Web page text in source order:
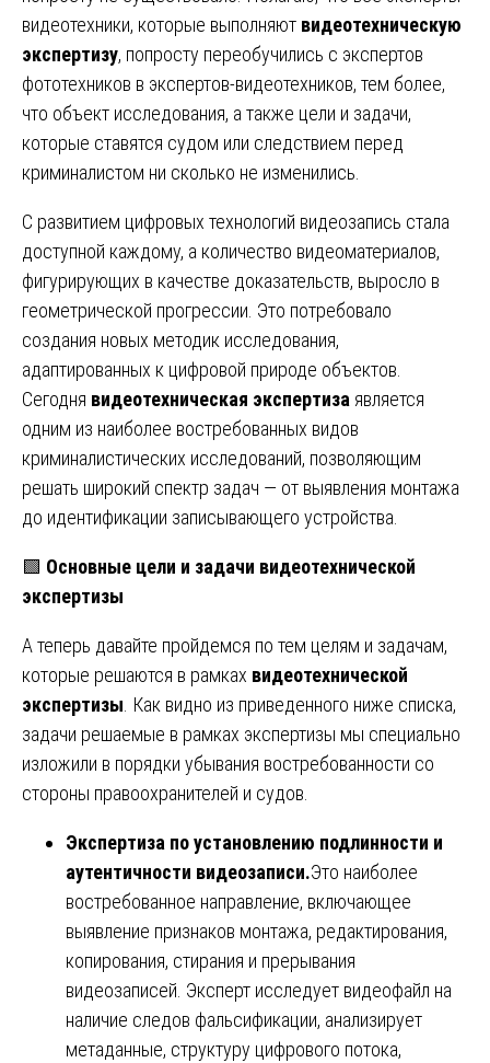
видеотехники, которые выполняют видеотехническую
экспертизу, попросту переобучились с экспертов
фототехников в экспертов-видеотехников, тем более,
что объект исследования, а также цели и задачи,
которые ставятся судом или следствием перед
криминалистом ни сколько не изменились.
С развитием цифровых технологий видеозапись стала
доступной каждому, а количество видеоматериалов,
фигурирующих в качестве доказательств, выросло в
геометрической прогрессии. Это потребовало
создания новых методик исследования,
адаптированных к цифровой природе объектов.
Сегодня видеотехническая экспертиза является
одним из наиболее востребованных видов
криминалистических исследований, позволяющим
решать широкий спектр задач — от выявления монтажа
до идентификации записывающего устройства.
🟩 Основные цели и задачи видеотехнической
экспертизы
А теперь давайте пройдемся по тем целям и задачам,
которые решаются в рамках видеотехнической
экспертизы . Как видно из приведенного ниже списка,
задачи решаемые в рамках экспертизы мы специально
изложили в порядки убывания востребованности со
стороны правоохранителей и судов.
Экспертиза по установлению подлинности и
аутентичности видеозаписи.Это наиболее
востребованное направление, включающее
выявление признаков монтажа, редактирования,
копирования, стирания и прерывания
видеозаписей. Эксперт исследует видеофайл на
наличие следов фальсификации, анализирует
метаданные, структуру цифрового потока,